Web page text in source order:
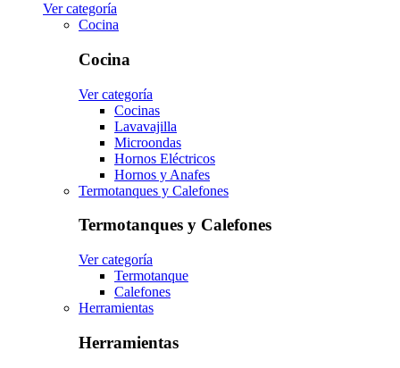
Ver categoría
Cocina
Cocina
Ver categoría
Cocinas
Lavavajilla
Microondas
Hornos Eléctricos
Hornos y Anafes
Termotanques y Calefones
Termotanques y Calefones
Ver categoría
Termotanque
Calefones
Herramientas
Herramientas